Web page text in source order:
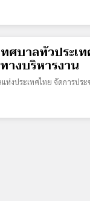
ศบาลทั่วประเ
งบริหารงาน
ห่งประเทศไทย จัดการปร